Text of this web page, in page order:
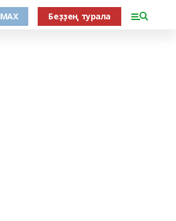
MAX Беҙҙең турала